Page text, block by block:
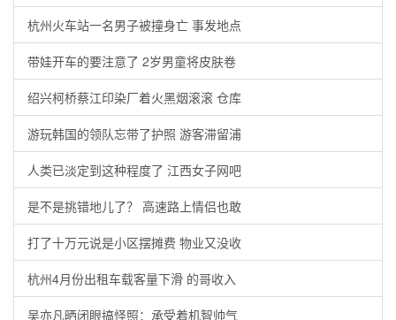
杭州火车站一名男子被撞身亡 事发地点
带娃开车的要注意了 2岁男童将皮肤卷
绍兴柯桥蔡江印染厂着火黑烟滚滚 仓库
游玩韩国的领队忘带了护照 游客滞留浦
人类已淡定到这种程度了 江西女子网吧
是不是挑错地儿了？ 高速路上情侣也敢
打了十万元说是小区摆摊费 物业又没收
杭州4月份出租车载客量下滑 的哥收入
吴亦凡晒闭眼搞怪照：承受着机智帅气